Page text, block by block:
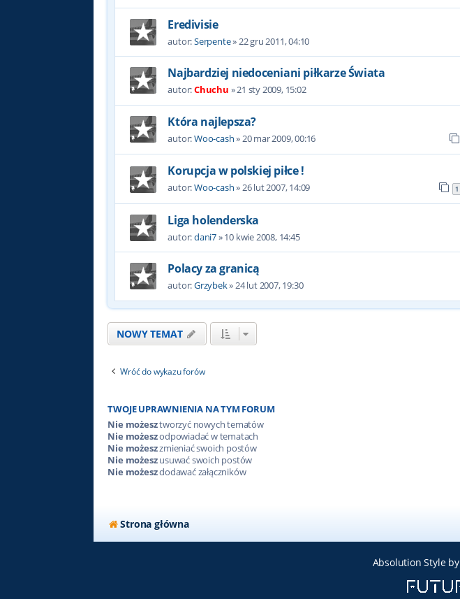
Eredivisie
autor:Serpente» 22 gru 2011, 04:10
Najbardziej niedoceniani piłkarze Świata
autor:Chuchu »21 sty 2009, 15:02
Która najlepsza?
autor:Woo-cash»20 mar 2009, 00:16
Korupcja w polskiej piłce !
autor:Woo-cash»26 lut 2007, 14:09 1
Liga holenderska
autor:dani7»10 kwie 2008, 14:45
Polacy za granicą
autor:Grzybek»24 lut 2007, 19:30
NOWY TEMAT
Wróć do wykazu forów
TWOJE UPRAWNIENIA NA TYM FORUM
Nie możesztworzyć nowych tematów
Nie możeszodpowiadać w tematach
Nie możeszzmieniać swoich postów
Nie możeszusuwać swoich postów
Nie możeszdodawać załączników
Strona główna
Absolution Style by